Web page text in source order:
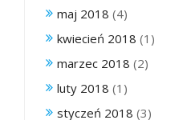
maj 2018 (4)
kwiecień 2018 (1)
marzec 2018 (2)
luty 2018 (1)
styczeń 2018 (3)